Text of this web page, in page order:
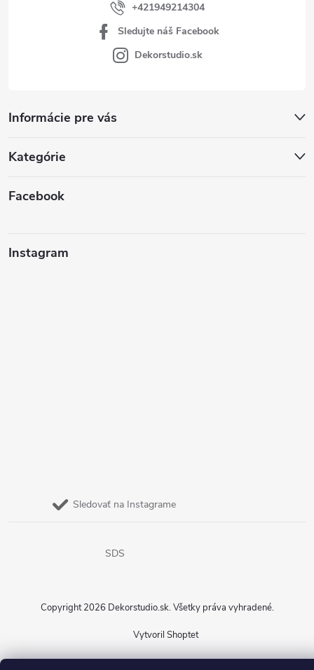
Informácie pre vás
Kategórie
Facebook
Instagram
Sledovať na Instagrame
+421949214304
Sledujte náš Facebook
Dekorstudio.sk
SDS
Vytvoril Shoptet
Copyright 2026 Dekorstudio.sk. Všetky práva vyhradené.